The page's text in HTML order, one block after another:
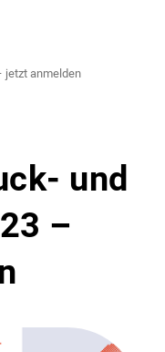
jetzt anmelden
und
–